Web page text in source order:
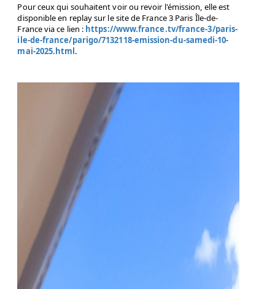
Pour ceux qui souhaitent voir ou revoir l'émission, elle est
disponible en replay sur le site de France 3 Paris Île-de-
France via ce lien : https://www.france.tv/france-3/paris-
ile-de-france/parigo/7132118-emission-du-samedi-10-
mai-2025.html.